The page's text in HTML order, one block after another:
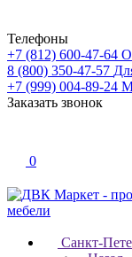
Телефоны
+7 (812) 600-47-64
8 (800) 350-47-57
+7 (999) 004-89-24
Заказать звонок
0
Санкт-